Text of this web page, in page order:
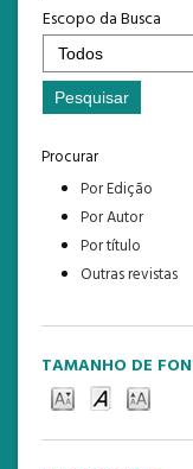
Escopo da Busca
Procurar
Por Edição
Por Autor
Por título
Outras revistas
TAMANHO DE